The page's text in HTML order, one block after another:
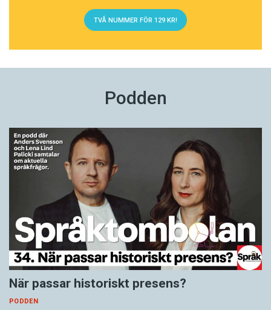
TVÅ NUMMER FÖR 129 KR!
Podden
När passar historiskt presens?
PODDEN